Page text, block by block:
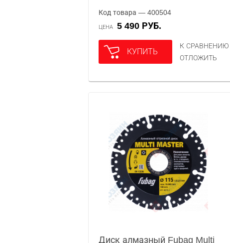
Код товара — 400504
ЦЕНА 5 490 РУБ.
КУПИТЬ
К СРАВНЕНИЮ
ОТЛОЖИТЬ
Диск алмазный Fubag Multi